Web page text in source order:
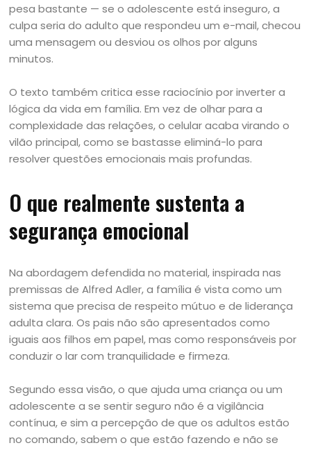
pesa bastante — se o adolescente está inseguro, a
culpa seria do adulto que respondeu um e-mail, checou
uma mensagem ou desviou os olhos por alguns
minutos.
O texto também critica esse raciocínio por inverter a
lógica da vida em família. Em vez de olhar para a
complexidade das relações, o celular acaba virando o
vilão principal, como se bastasse eliminá-lo para
resolver questões emocionais mais profundas.
O que realmente sustenta a
segurança emocional
Na abordagem defendida no material, inspirada nas
premissas de Alfred Adler, a família é vista como um
sistema que precisa de respeito mútuo e de liderança
adulta clara. Os pais não são apresentados como
iguais aos filhos em papel, mas como responsáveis por
conduzir o lar com tranquilidade e firmeza.
Segundo essa visão, o que ajuda uma criança ou um
adolescente a se sentir seguro não é a vigilância
contínua, e sim a percepção de que os adultos estão
no comando, sabem o que estão fazendo e não se